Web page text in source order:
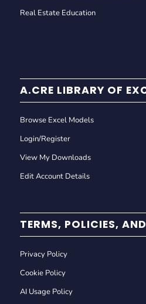
Real Estate Education
A.CRE LIBRARY OF
Browse Excel Models
Login/Register
View My Downloads
Edit Account Details
TERMS, POLICIES,
Privacy Policy
Cookie Policy
AI Usage Policy